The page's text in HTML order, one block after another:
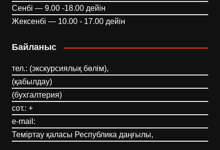
Сенбі — 9.00 -18.00 дейін
Жексенбі — 10.00 - 17.00 дейін
Байланыс
тел.: (экскурсиялық бөлім),
(қабылдау)
(бухгалтерия)
сот.: +
e-mail:
Теміртау қаласы Республика даңғылы,